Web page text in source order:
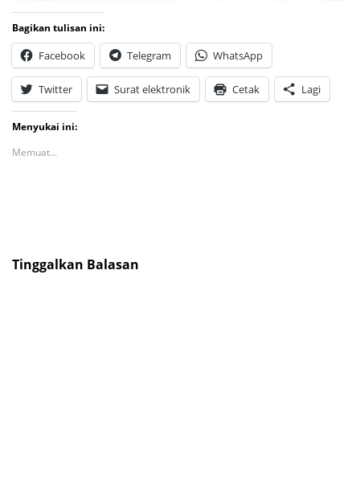
Bagikan tulisan ini:
Facebook Telegram WhatsApp
Twitter Surat elektronik Cetak Lagi
Menyukai ini:
Memuat...
Tinggalkan Balasan